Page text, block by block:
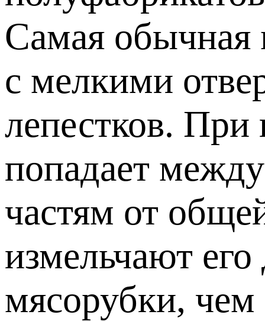
Самая обычная
с мелкими
лепестков.
попадает
частям от
измельчают
мясорубки, чем